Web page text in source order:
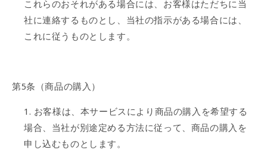
これらのおそれがある場合には、お客様はただちに当
社に連絡するものとし、当社の指示がある場合には、
これに従うものとします。
第5条（商品の購入）
お客様は、本サービスにより商品の購入を希望する
場合、当社が別途定める方法に従って、商品の購入を
申し込むものとします。